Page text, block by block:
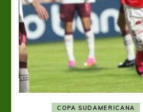
COPA SUDAMERICANA